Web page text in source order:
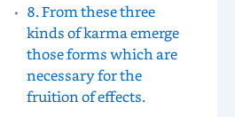
8. From these three
kinds of karma emerge
those forms which are
necessary for the
fruition of effects.